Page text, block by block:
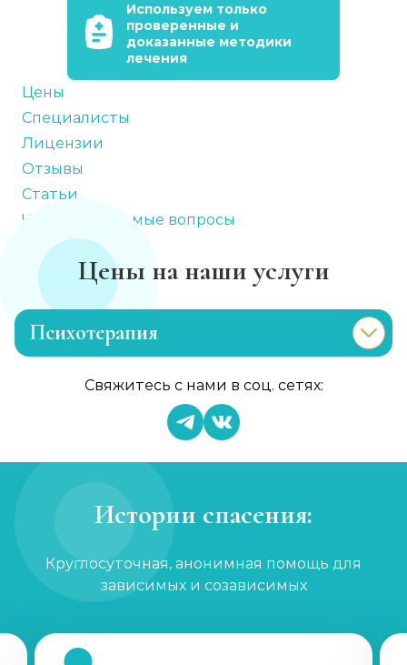
Используем только
проверенные и
доказанные методики
лечения
Цены
Специалисты
Лицензии
Отзывы
Статьи
Часто задаваемые вопросы
Цены на наши услуги
Психотерапия
Консультация психолога
от 1 000 ₽ Записаться
от 1 200 ₽ Записаться
Свяжитесь с нами в соц. сетях:
Истории спасения:
Круглосуточная, анонимная помощь для
зависимых и созависимых